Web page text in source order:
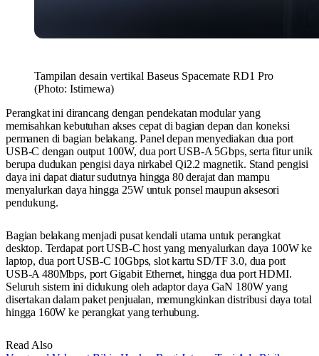
Tampilan desain vertikal Baseus Spacemate RD1 Pro
(Photo: Istimewa)
Perangkat ini dirancang dengan pendekatan modular yang
memisahkan kebutuhan akses cepat di bagian depan dan koneksi
permanen di bagian belakang. Panel depan menyediakan dua port
USB-C dengan output 100W, dua port USB-A 5Gbps, serta fitur unik
berupa dudukan pengisi daya nirkabel Qi2.2 magnetik. Stand pengisi
daya ini dapat diatur sudutnya hingga 80 derajat dan mampu
menyalurkan daya hingga 25W untuk ponsel maupun aksesori
pendukung.
Bagian belakang menjadi pusat kendali utama untuk perangkat
desktop. Terdapat port USB-C host yang menyalurkan daya 100W ke
laptop, dua port USB-C 10Gbps, slot kartu SD/TF 3.0, dua port
USB-A 480Mbps, port Gigabit Ethernet, hingga dua port HDMI.
Seluruh sistem ini didukung oleh adaptor daya GaN 180W yang
disertakan dalam paket penjualan, memungkinkan distribusi daya total
hingga 160W ke perangkat yang terhubung.
Read Also